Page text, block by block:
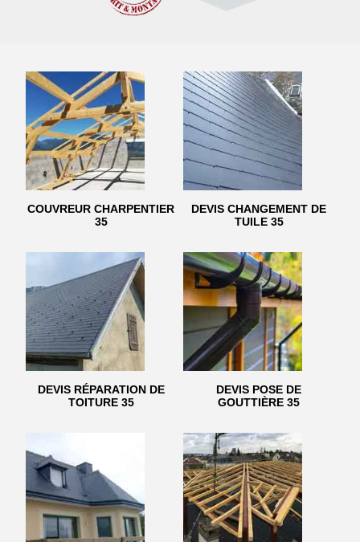
COUVREUR CHARPENTIER
35
DEVIS CHANGEMENT DE
TUILE 35
DEVIS RÉPARATION DE
TOITURE 35
DEVIS POSE DE
GOUTTIÈRE 35